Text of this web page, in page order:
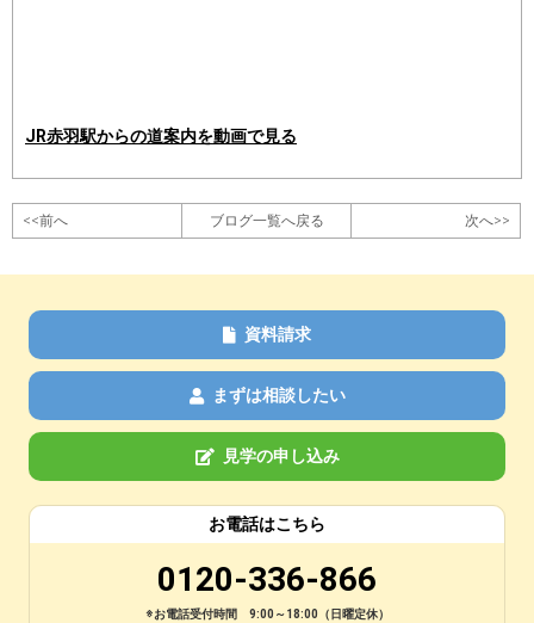
JR赤羽駅からの道案内を動画で見る
<<前へ ブログ一覧へ戻る 次へ>>
資料請求
まずは相談したい
見学の申し込み
お電話はこちら
0120-336-866
※お電話受付時間 9:00～18:00（日曜定休）